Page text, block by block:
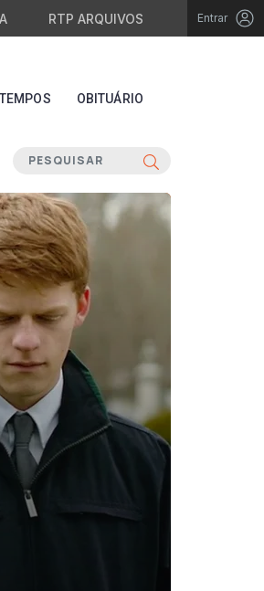
RTP ARQUIVOS Entrar
OBITUÁRIO